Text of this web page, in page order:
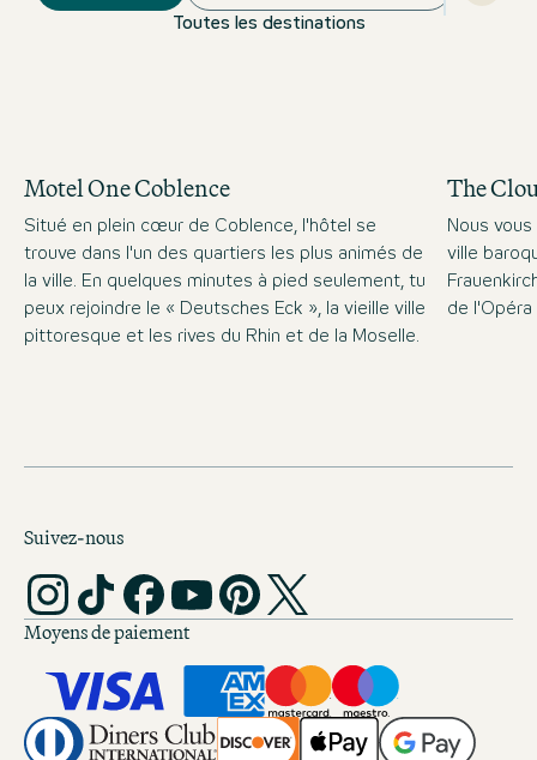
Toutes les destinations
Motel One Coblence
Situé en plein cœur de Coblence, l'hôtel se
trouve dans l'un des quartiers les plus animés de
la ville. En quelques minutes à pied seulement, tu
peux rejoindre le « Deutsches Eck », la vieille ville
pittoresque et les rives du Rhin et de la Moselle.
The
Nous
ville
de l'Opéra
Suivez-nous
Moyens de paiement